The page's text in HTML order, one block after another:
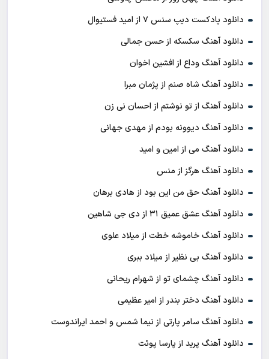
دانلود پادکست ديپ سنس ۷ از اميد فستيوال
دانلود آهنگ سکسکه از حسن جمالی
دانلود آهنگ وداع از افشين اخوان
دانلود آهنگ شاه صنم از پژمان مبرا
دانلود آهنگ از تو نوشتم از احسان نی زن
دانلود آهنگ دیوونه بودم از مهدی جهانی
دانلود آهنگ می از امین و امید
دانلود آهنگ هرگز از منس
دانلود آهنگ حق من این بود از هادی برهان
دانلود آهنگ عشق عمیق ۳۱ از دی جی شاهین
دانلود آهنگ خاموشه خطت از میلاد علوی
دانلود آهنگ بی نظیر از میلاد ببری
دانلود آهنگ چشمای تو از شهرام ریحانی
دانلود آهنگ دختر بندر از امیر عظیمی
دانلود آهنگ سامر پارتی از نیما شمس و احمد ایراندوست
دانلود آهنگ پرید از پارسا پوئت